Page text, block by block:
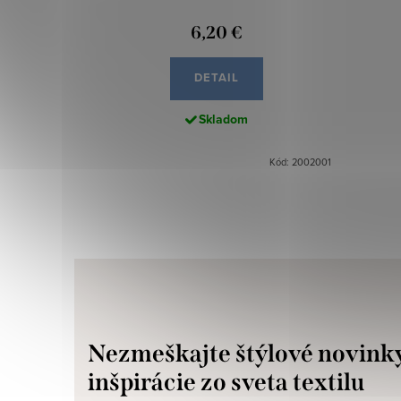
6,20 €
DETAIL
Skladom
Kód: 2002001
Nezmeškajte štýlové
inšpirácie zo sveta textilu